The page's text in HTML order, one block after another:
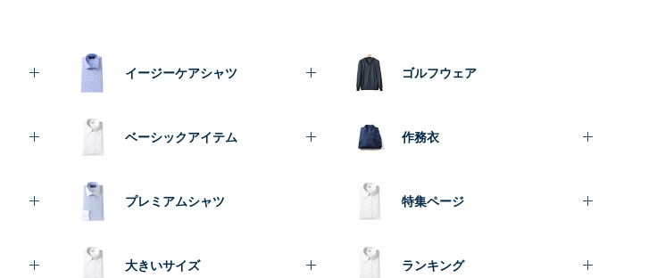
イージーケアシャツ
ベーシックアイテム
プレミアムシャツ
大きいサイズ
ゴルフウェア
作務衣
特集ページ
ランキング